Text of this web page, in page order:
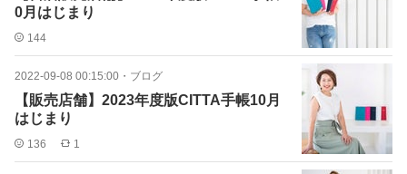
0月はじまり
144
2022-09-08 00:15:00 ・ ブログ
【販売店舗】2023年度版CITTA手帳10月
はじまり
136 1